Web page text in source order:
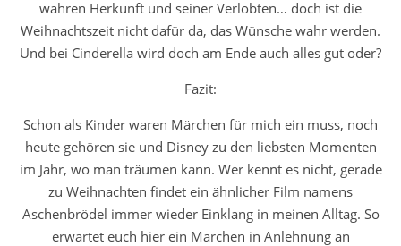
wahren Herkunft und seiner Verlobten… doch ist die
Weihnachtszeit nicht dafür da, das Wünsche wahr werden.
Und bei Cinderella wird doch am Ende auch alles gut oder?
Fazit:
Schon als Kinder waren Märchen für mich ein muss, noch
heute gehören sie und Disney zu den liebsten Momenten
im Jahr, wo man träumen kann. Wer kennt es nicht, gerade
zu Weihnachten findet ein ähnlicher Film namens
Aschenbrödel immer wieder Einklang in meinen Alltag. So
erwartet euch hier ein Märchen in Anlehnung an